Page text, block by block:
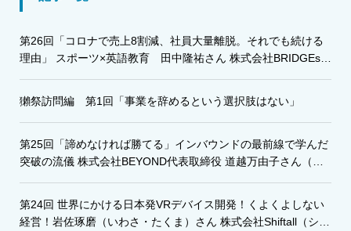
第26回「コロナで売上8割減、社員大量離脱。それでも続ける
理由」 スポーツ×英語教育 田中隆祐さん 株式会社BRIDGEs・
獺祭訪問編 第1回「事業を辞めるという選択肢はない」
第25回「諦めなければ勝てる」インバウンドの最前線で学んだ
突破の流儀 株式会社BEYOND代表取締役 道越万由子さん（み
第24回 世界にかける日本発VRデバイス開発！くよくよしない
経営！岩佐琢磨（いわさ・たくま）さん 株式会社Shiftall（シフ